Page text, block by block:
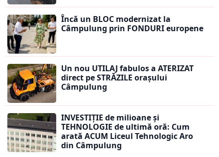
Încă un BLOC modernizat la
Câmpulung prin FONDURI europene
Un nou UTILAJ fabulos a ATERIZAT
direct pe STRĂZILE orașului
Câmpulung
INVESTIȚIE de milioane și
TEHNOLOGIE de ultimă oră: Cum
arată ACUM Liceul Tehnologic Aro
din Câmpulung